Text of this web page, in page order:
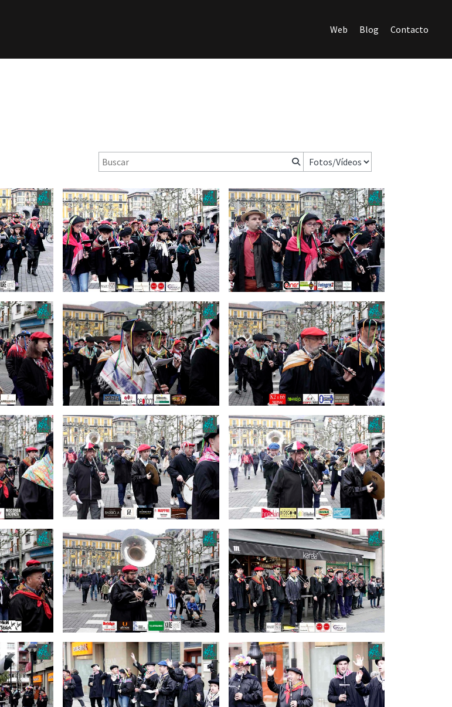
Web Blog Contacto